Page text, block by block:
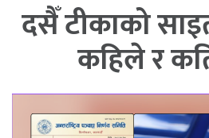
दसैँ टीकाको
कहिले र